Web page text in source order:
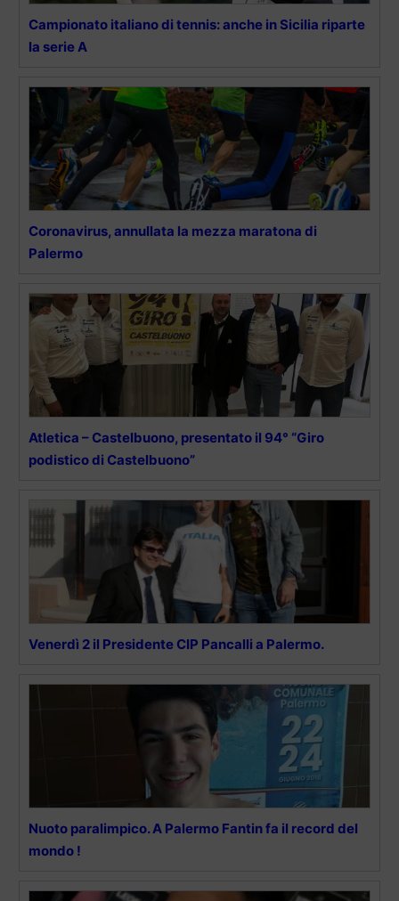
Campionato italiano di tennis: anche in Sicilia riparte
la serie A
Coronavirus, annullata la mezza maratona di
Palermo
Atletica – Castelbuono, presentato il 94° “Giro
podistico di Castelbuono”
Venerdì 2 il Presidente CIP Pancalli a Palermo.
Nuoto paralimpico. A Palermo Fantin fa il record del
mondo !